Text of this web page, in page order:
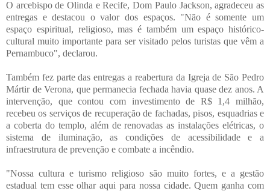
O arcebispo de Olinda e Recife, Dom Paulo Jackson, agradeceu as
entregas e destacou o valor dos espaços. "Não é somente um
espaço espiritual, religioso, mas é também um espaço histórico-
cultural muito importante para ser visitado pelos turistas que vêm a
Pernambuco", declarou.
Também fez parte das entregas a reabertura da Igreja de São Pedro
Mártir de Verona, que permanecia fechada havia quase dez anos. A
intervenção, que contou com investimento de R$ 1,4 milhão,
recebeu os serviços de recuperação de fachadas, pisos, esquadrias e
a coberta do templo, além de renovadas as instalações elétricas, o
sistema de iluminação, as condições de acessibilidade e a
infraestrutura de prevenção e combate a incêndio.
"Nossa cultura e turismo religioso são muito fortes, e a gestão
estadual tem esse olhar aqui para nossa cidade. Quem ganha com